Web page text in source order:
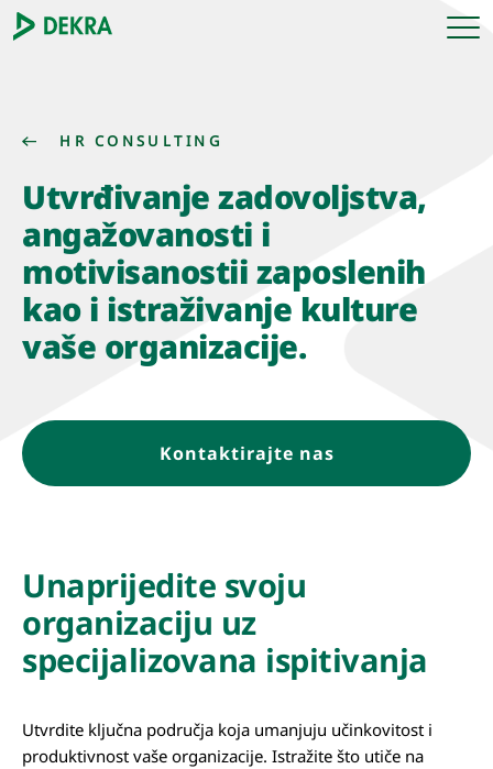
HR CONSULTING
Utvrđivanje zadovoljstva,
angažovanosti i
motivisanostii zaposlenih
kao i istraživanje kulture
vaše organizacije.
Kontaktirajte nas
Unaprijedite svoju
organizaciju uz
specijalizovana ispitivanja
Utvrdite ključna područja koja umanjuju učinkovitost i
produktivnost vaše organizacije. Istražite što utiče na